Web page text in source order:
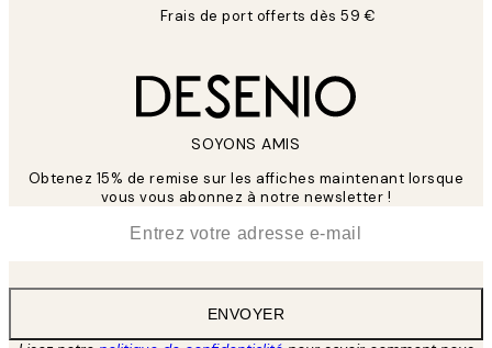
Frais de port offerts dès 59 €
SOYONS AMIS
Obtenez 15% de remise sur les affiches maintenant lorsque
vous vous abonnez à notre newsletter !
ENVOYER